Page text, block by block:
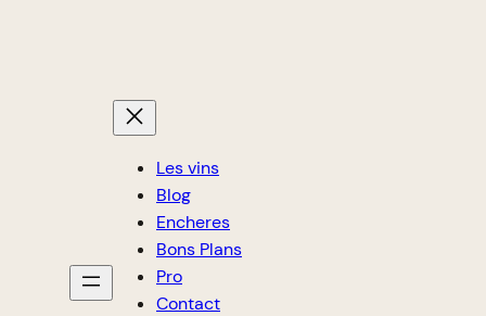
Les vins
Blog
Encheres
Bons Plans
Pro
Contact